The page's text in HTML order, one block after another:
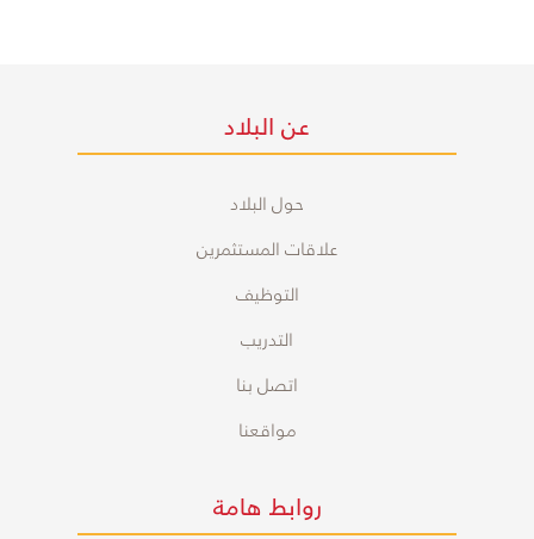
عن البلاد
حول البلاد
علاقات المستثمرين
التوظيف
التدريب
اتصل بنا
مواقعنا
روابط هامة